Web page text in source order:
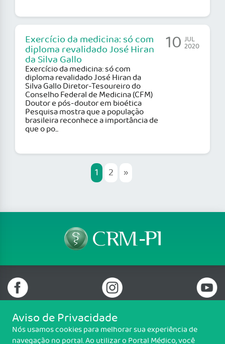
Exercício da medicina: só com
diploma revalidado José Hiran
da Silva Gallo
Exercício da medicina: só com
diploma revalidado José Hiran da
Silva Gallo Diretor-Tesoureiro do
Conselho Federal de Medicina (CFM)
Doutor e pós-doutor em bioética
Pesquisa mostra que a população
brasileira reconhece a importância de
que o po...
10 JUL
2020
1 2 »
Telefone: (86) 3216 6100
Aviso de Privacidade
Nós usamos cookies para melhorar sua experiência de
navegação no portal. Ao utilizar o Portal Médico, você